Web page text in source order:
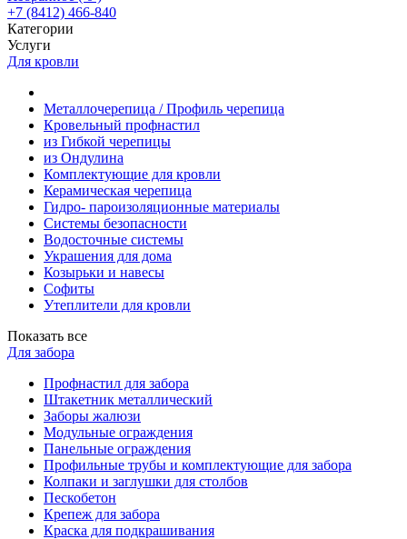
+7 (8412) 466-840
Категории
Услуги
Для кровли
Металлочерепица / Профиль черепица
Кровельный профнастил
из Гибкой черепицы
из Ондулина
Комплектующие для кровли
Керамическая черепица
Гидро- пароизоляционные материалы
Системы безопасности
Водосточные системы
Украшения для дома
Козырьки и навесы
Софиты
Утеплители для кровли
Показать все
Для забора
Профнастил для забора
Штакетник металлический
Заборы жалюзи
Модульные ограждения
Панельные ограждения
Профильные трубы и комплектующие для забора
Колпаки и заглушки для столбов
Пескобетон
Крепеж для забора
Краска для подкрашивания